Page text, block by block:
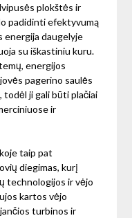
plokštės ir
padidinti efektyvumą
energija daugelyje
su iškastiniu kuru.
energijos
pagerino saulės
todėl ji gali būti plačiai
ir
taip pat
diegimas, kurį
technologijos ir vėjo
kartos vėjo
turbinos ir